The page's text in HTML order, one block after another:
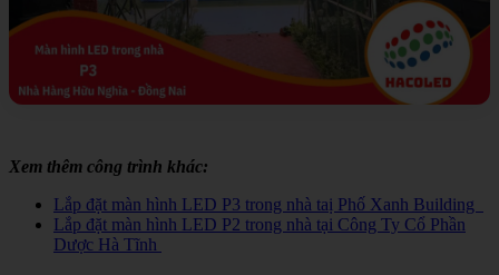
Xem thêm công trình khác:
Lắp đặt màn hình LED P3 trong nhà taị Phố Xanh Building
Lắp đặt màn hình LED P2 trong nhà tại Công Ty Cổ Phần
Dược Hà Tĩnh